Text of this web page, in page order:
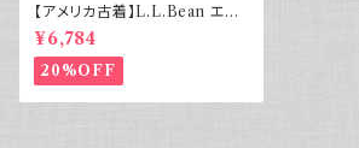
【アメリカ古着】L.L.Bean エル
エルビーン ドライバーズニット
ベージュ
¥6,784
20%OFF